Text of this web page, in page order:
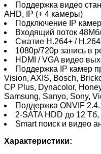
Поддержка видео
AHD, IP (+ 4 камеры)
Подключение IP
Входящий поток
Сжатие H.264+ /
1080p/720р запись в
HDMI / VGA видео
Поддержка IP камер
Vision, AXIS, Bosch,
CP Plus, Dynacolor,
Samsung, Sanyo, Sony,
Поддержка ONVIF
2-SATA HDD до 12
Smart поиск и видео
Характеристики: